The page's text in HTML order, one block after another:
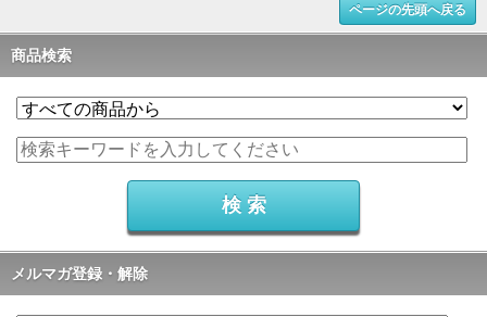
ページの先頭へ戻る
商品検索
メルマガ登録・解除